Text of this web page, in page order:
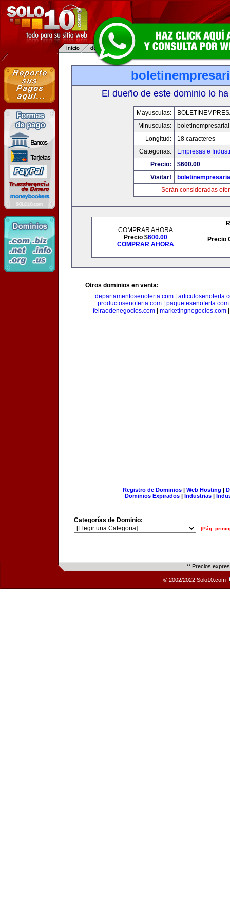
El dueño de este dominio lo
Mayusculas:
Minusculas:
Longitud:
18 caracteres
Categorias:
Empresas e
Precio:
$600.00
Visitar!
Serán consideradas
COMPRAR AHORA
Precio $600.00
COMPRAR AHORA
Precio
Otros dominios en venta:
departamentosenoferta.com
productosenoferta.com| paquetesenoferta.com
feiraodenegocios.com
marketingnegocios.com
Registro de Dominios| Web Hosting |
Dominios Expirados | Industrias |
Categorías de Dominio:
[Pág.
** Precios
© 2002/2022 Solo10.com